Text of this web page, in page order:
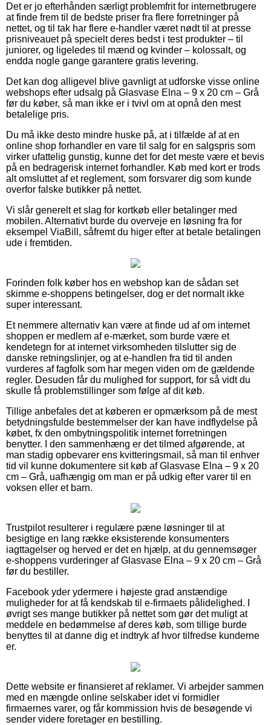
Det er jo efterhånden særligt problemfrit for internetbrugere
at finde frem til de bedste priser fra flere forretninger på
nettet, og til tak har flere e-handler været nødt til at presse
prisniveauet på specielt deres bedst i test produkter – til
juniorer, og ligeledes til mænd og kvinder – kolossalt, og
endda nogle gange garantere gratis levering.
Det kan dog alligevel blive gavnligt at udforske visse online
webshops efter udsalg på Glasvase Elna – 9 x 20 cm – Grå
før du køber, så man ikke er i tvivl om at opnå den mest
betalelige pris.
Du må ikke desto mindre huske på, at i tilfælde af at en
online shop forhandler en vare til salg for en salgspris som
virker ufattelig gunstig, kunne det for det meste være et bevis
på en bedragerisk internet forhandler. Køb med kort er trods
alt omsluttet af et reglement, som forsvarer dig som kunde
overfor falske butikker på nettet.
Vi slår generelt et slag for kortkøb eller betalinger med
mobilen. Alternativt burde du overveje en løsning fra for
eksempel ViaBill, såfremt du higer efter at betale betalingen
ude i fremtiden.
Forinden folk køber hos en webshop kan de sådan set
skimme e-shoppens betingelser, dog er det normalt ikke
super interessant.
Et nemmere alternativ kan være at finde ud af om internet
shoppen er medlem af e-mærket, som burde være et
kendetegn for at internet virksomheden tilslutter sig de
danske retningslinjer, og at e-handlen fra tid til anden
vurderes af fagfolk som har megen viden om de gældende
regler. Desuden får du mulighed for support, for så vidt du
skulle få problemstillinger som følge af dit køb.
Tillige anbefales det at køberen er opmærksom på de mest
betydningsfulde bestemmelser der kan have indflydelse på
købet, fx den ombytningspolitik internet forretningen
benytter. I den sammenhæng er det tilmed afgørende, at
man stadig opbevarer ens kvitteringsmail, så man til enhver
tid vil kunne dokumentere sit køb af Glasvase Elna – 9 x 20
cm – Grå, uafhængig om man er på udkig efter varer til en
voksen eller et barn.
Trustpilot resulterer i regulære pæne løsninger til at
besigtige en lang række eksisterende konsumenters
iagttagelser og herved er det en hjælp, at du gennemsøger
e-shoppens vurderinger af Glasvase Elna – 9 x 20 cm – Grå
før du bestiller.
Facebook yder ydermere i højeste grad anstændige
muligheder for at få kendskab til e-firmaets pålidelighed. I
øvrigt ses mange butikker på nettet som gør det muligt at
meddele en bedømmelse af deres køb, som tillige burde
benyttes til at danne dig et indtryk af hvor tilfredse kunderne
er.
Dette website er finansieret af reklamer. Vi arbejder sammen
med en mængde online selskaber idet vi formidler
firmaernes varer, og får kommission hvis de besøgende vi
sender videre foretager en bestilling.